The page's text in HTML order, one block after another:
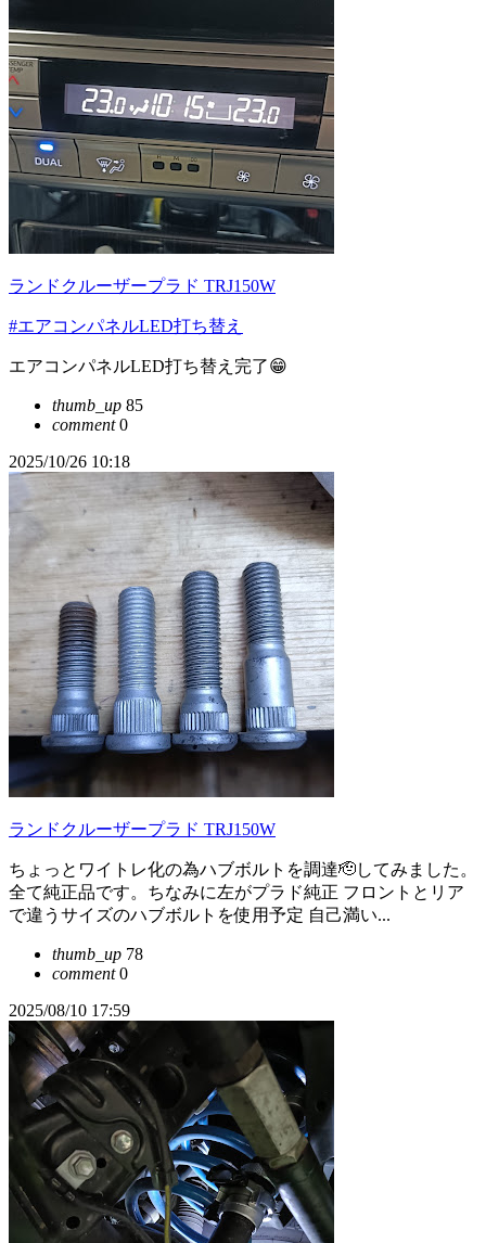
ランドクルーザープラド TRJ150W
#エアコンパネルLED打ち替え
エアコンパネルLED打ち替え完了😁
thumb_up 85
comment0
2025/10/26 10:18
ランドクルーザープラド TRJ150W
ちょっとワイトレ化の為ハブボルトを調達🫡してみました。
全て純正品です。ちなみに左がプラド純正 フロントとリア
で違うサイズのハブボルトを使用予定 自己満い...
thumb_up 78
comment0
2025/08/10 17:59